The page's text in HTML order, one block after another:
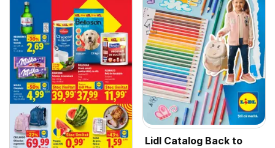
Lidl Catalog Back to